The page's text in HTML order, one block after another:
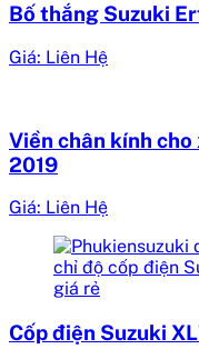
Bố thắng Suzuki
Giá: Liên Hệ
Viền chân kính
2019
Giá: Liên Hệ
Cốp điện Suzuki